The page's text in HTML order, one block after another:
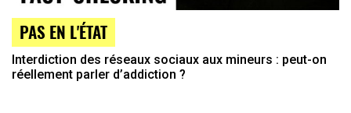
PAS EN L'ÉTAT
Interdiction des réseaux sociaux aux mineurs : peut-on
réellement parler d’addiction ?